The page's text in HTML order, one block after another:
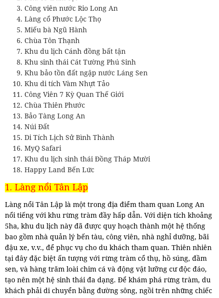
Công viên nước Rio Long An
Làng cổ Phước Lộc Thọ
Miếu bà Ngũ Hành
Chùa Tôn Thạnh
Khu du lịch Cánh đồng bất tận
Khu sinh thái Cát Tường Phú Sinh
Khu bảo tồn đất ngập nước Láng Sen
Khu di tích Vàm Nhựt Tảo
Công Viên 7 Kỳ Quan Thế Giới
Chùa Thiên Phước
Bảo Tàng Long An
Núi Đất
Di Tích Lịch Sử Bình Thành
MyQ Safari
Khu du lịch sinh thái Đồng Tháp Mười
Happy Land Bến Lức
1. Làng nổi Tân Lập
Làng nổi Tân Lập là một trong địa điểm tham quan Long An
nổi tiếng với khu rừng tràm đầy hấp dẫn. Với diện tích khoảng
5ha, khu du lịch này đã được quy hoạch thành một hệ thống
bao gồm nhà quản lý bến tàu, công viên, nhà nghỉ dưỡng, bãi
đậu xe, v.v., để phục vụ cho du khách tham quan. Thiên nhiên
tại đây đặc biệt ấn tượng với rừng tràm cổ thụ, hồ súng, đầm
sen, và hàng trăm loài chim cá và động vật lưỡng cư độc đáo,
tạo nên một hệ sinh thái đa dạng. Để khám phá rừng tràm, du
khách phải di chuyển bằng đường sông, ngồi trên những chiếc